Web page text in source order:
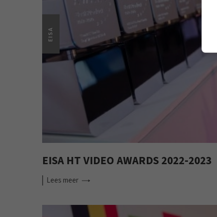
EISA
EISA HT VIDEO AWARDS 2022-2023
Lees meer